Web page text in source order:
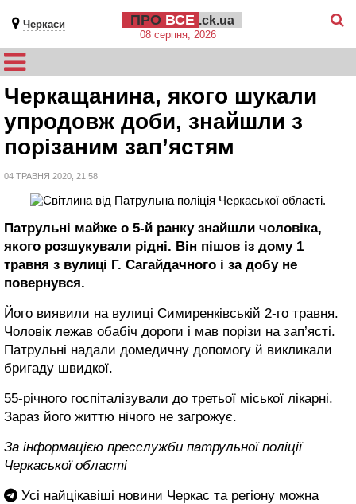
Черкаси ПРО ВСЕ .ck.ua
08 серпня, 2026
Черкащанина, якого шукали
упродовж доби, знайшли з
порізаним зап’ястям
04 ТРАВНЯ 2020, 21:58
Патрульні майже о 5-й ранку знайшли чоловіка,
якого розшукували рідні. Він пішов із дому 1
травня з вулиці Г. Сагайдачного і за добу не
повернувся.
Його виявили на вулиці Симиренківській 2-го травня.
Чоловік лежав обабіч дороги і мав порізи на зап’ясті.
Патрульні надали домедичну допомогу й викликали
бригаду швидкої.
55-річного госпіталізували до третьої міської лікарні.
Зараз його життю нічого не загрожує.
За інформацією пресслужби патрульної поліції
Черкаської області
Усі найцікавіші новини Черкас та регіону можна